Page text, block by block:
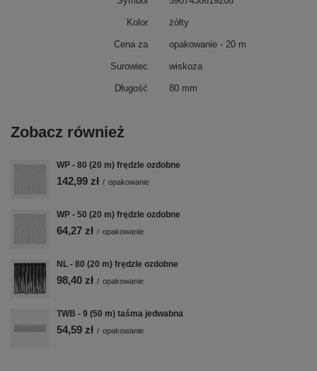
Kolor żółty
Cena za opakowanie - 20 m
Surowiec wiskoza
Długość 80 mm
Zobacz również
WP - 80 (20 m) frędzle ozdobne
142,99 zł / opakowanie
WP - 50 (20 m) frędzle ozdobne
64,27 zł / opakowanie
NL - 80 (20 m) frędzle ozdobne
98,40 zł / opakowanie
TWB - 9 (50 m) taśma jedwabna
54,59 zł / opakowanie